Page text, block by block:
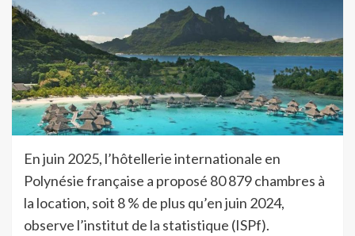
En juin 2025, l’hôtellerie internationale en
Polynésie française a proposé 80 879 chambres à
la location, soit 8 % de plus qu’en juin 2024,
observe l’institut de la statistique (ISPf).